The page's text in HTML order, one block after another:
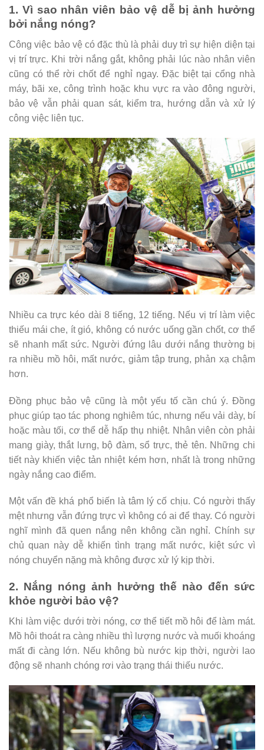
1. Vì sao nhân viên bảo vệ dễ bị ảnh hưởng
bởi nắng nóng?
Công việc bảo vệ có đặc thù là phải duy trì sự hiện diện tại
vị trí trực. Khi trời nắng gắt, không phải lúc nào nhân viên
cũng có thể rời chốt để nghỉ ngay. Đặc biệt tại cổng nhà
máy, bãi xe, công trình hoặc khu vực ra vào đông người,
bảo vệ vẫn phải quan sát, kiểm tra, hướng dẫn và xử lý
công việc liên tục.
Nhiều ca trực kéo dài 8 tiếng, 12 tiếng. Nếu vị trí làm việc
thiếu mái che, ít gió, không có nước uống gần chốt, cơ thể
sẽ nhanh mất sức. Người đứng lâu dưới nắng thường bị
ra nhiều mồ hôi, mất nước, giảm tập trung, phản xạ chậm
hơn.
Đồng phục bảo vệ cũng là một yếu tố cần chú ý. Đồng
phục giúp tạo tác phong nghiêm túc, nhưng nếu vải dày, bí
hoặc màu tối, cơ thể dễ hấp thụ nhiệt. Nhân viên còn phải
mang giày, thắt lưng, bộ đàm, sổ trực, thẻ tên. Những chi
tiết này khiến việc tản nhiệt kém hơn, nhất là trong những
ngày nắng cao điểm.
Một vấn đề khá phổ biến là tâm lý cố chịu. Có người thấy
mệt nhưng vẫn đứng trực vì không có ai để thay. Có người
nghĩ mình đã quen nắng nên không cần nghỉ. Chính sự
chủ quan này dễ khiến tình trạng mất nước, kiệt sức vì
nóng chuyển nặng mà không được xử lý kịp thời.
2. Nắng nóng ảnh hưởng thế nào đến sức
khỏe người bảo vệ?
Khi làm việc dưới trời nóng, cơ thể tiết mồ hôi để làm mát.
Mồ hôi thoát ra càng nhiều thì lượng nước và muối khoáng
mất đi càng lớn. Nếu không bù nước kịp thời, người lao
động sẽ nhanh chóng rơi vào trạng thái thiếu nước.